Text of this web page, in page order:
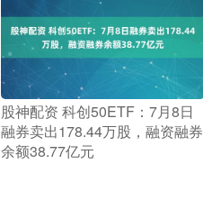
​股神配资 科创50ETF：7月8日
融券卖出178.44万股，融资融券
余额38.77亿元